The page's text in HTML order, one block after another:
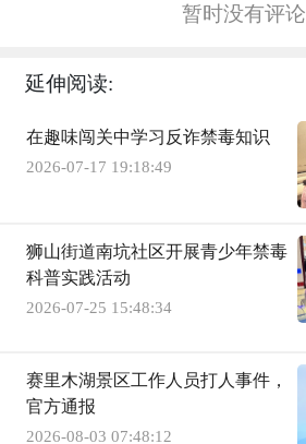
暂时没有评论
延伸阅读:
在趣味闯关中学习反诈禁毒知识
2026-07-17 19:18:49
狮山街道南坑社区开展青少年禁毒
科普实践活动
2026-07-25 15:48:34
赛里木湖景区工作人员打人事件，
官方通报
2026-08-03 07:48:12